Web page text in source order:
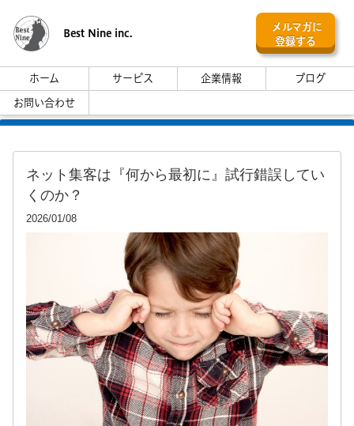
Best Nine inc.
メルマガに
登録する
ホーム サービス 企業情報
ブログ
お問い合わせ
ネット集客は『何から最初に』試行錯誤してい
くのか？
2026/01/08